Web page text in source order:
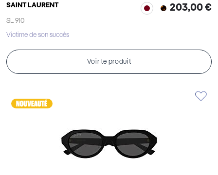
SAINT LAURENT
SL 910
203,00 €
Victime de son succès
Voir le produit